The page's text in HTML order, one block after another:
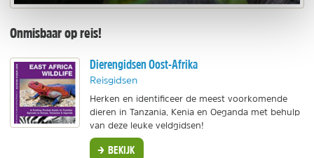
Onmisbaar op reis!
Dierengidsen Oost-Afrika
Reisgidsen
Herken en identificeer de meest voorkomende
dieren in Tanzania, Kenia en Oeganda met behulp
van deze leuke veldgidsen!
BEKIJK